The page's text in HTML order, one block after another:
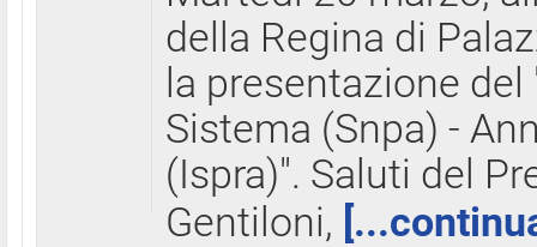
della Regina di
la presentazione
Sistema (Snpa) -
(Ispra)". Saluti del
Gentiloni,